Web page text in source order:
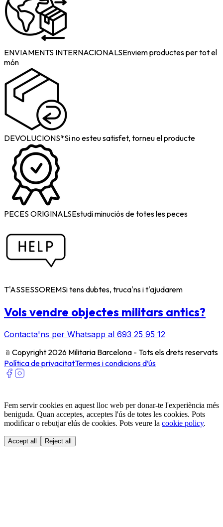
ENVIAMENTS INTERNACIONALSEnviem productes per tot el
món
DEVOLUCIONS*Si no esteu satisfet, torneu el producte
PECES ORIGINALSEstudi minuciós de totes les peces
T'ASSESSOREMSi tens dubtes, truca'ns i t'ajudarem
Vols vendre objectes militars antics?
Contacta'ns per Whatsapp al 693 25 95 12
﹫ Copyright 2026 Militaria Barcelona - Tots els drets reservats
Política de privacitatTermes i condicions d’ús
Fem servir cookies en aquest lloc web per donar-te l'experiència més
beniguda. Quan acceptes, acceptes l'ús de totes les cookies. Pots
modificar o rebutjar elús de cookies. Pots veure la cookie policy.
Accept all Reject all